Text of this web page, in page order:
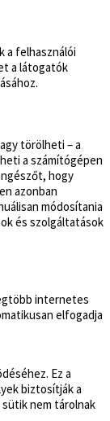
a felhasználói
a látogatók
törölheti – a
a számítógépen
hogy
azonban
módosítania
és szolgáltatások
internetes
elfogadja
Ez a
biztosítják a
nem tárolnak